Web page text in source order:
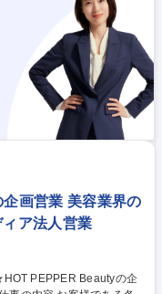
成長から現在年間400名の
か？■2025年4月から営業
た！固定給が高く、インセ
経験からスタートです
用意します。変更の範囲：
画営業 美容業界の
ア法人営業